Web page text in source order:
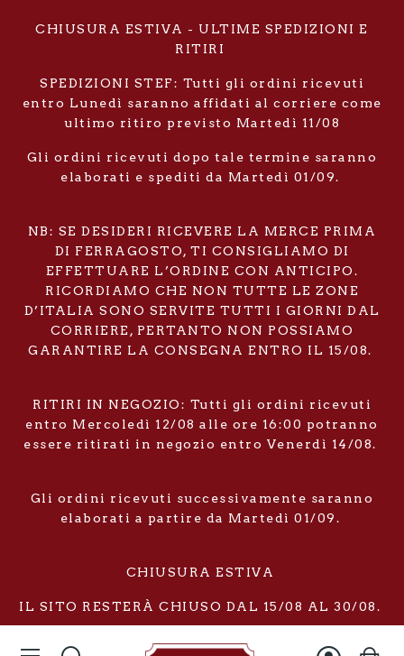
CHIUSURA ESTIVA - ULTIME SPEDIZIONI E
RITIRI
SPEDIZIONI STEF: Tutti gli ordini ricevuti
entro Lunedì saranno affidati al corriere come
ultimo ritiro previsto Martedì 11/08
Gli ordini ricevuti dopo tale termine saranno
elaborati e spediti da Martedì 01/09.
NB: SE DESIDERI RICEVERE LA MERCE PRIMA
DI FERRAGOSTO, TI CONSIGLIAMO DI
EFFETTUARE L’ORDINE CON ANTICIPO.
RICORDIAMO CHE NON TUTTE LE ZONE
D’ITALIA SONO SERVITE TUTTI I GIORNI DAL
CORRIERE, PERTANTO NON POSSIAMO
GARANTIRE LA CONSEGNA ENTRO IL 15/08.
RITIRI IN NEGOZIO: Tutti gli ordini ricevuti
entro Mercoledì 12/08 alle ore 16:00 potranno
essere ritirati in negozio entro Venerdì 14/08.
Gli ordini ricevuti successivamente saranno
elaborati a partire da Martedì 01/09.
CHIUSURA ESTIVA
IL SITO RESTERÀ CHIUSO DAL 15/08 AL 30/08.